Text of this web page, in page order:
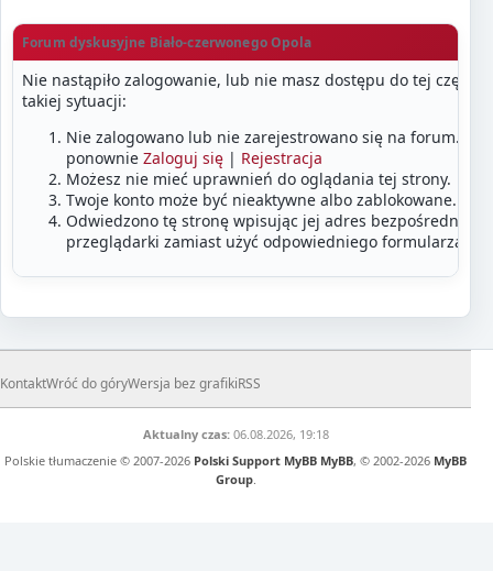
Forum dyskusyjne Biało-czerwonego Opola
Nie nastąpiło zalogowanie, lub nie masz dostępu do tej części
takiej sytuacji:
Nie zalogowano lub nie zarejestrowano się na forum.
ponownie Zaloguj się | Rejestracja
Możesz nie mieć uprawnień do oglądania tej strony.
Twoje konto może być nieaktywne albo zablokowane.
Odwiedzono tę stronę wpisując jej adres bezpośrednio w
przeglądarki zamiast użyć odpowiedniego formularza
KontaktWróć do góryWersja bez grafikiRSS
Aktualny czas:06.08.2026, 19:18
Polskie tłumaczenie © 2007-2026 Polski Support MyBB MyBB, © 2002-2026 MyBB
Group.